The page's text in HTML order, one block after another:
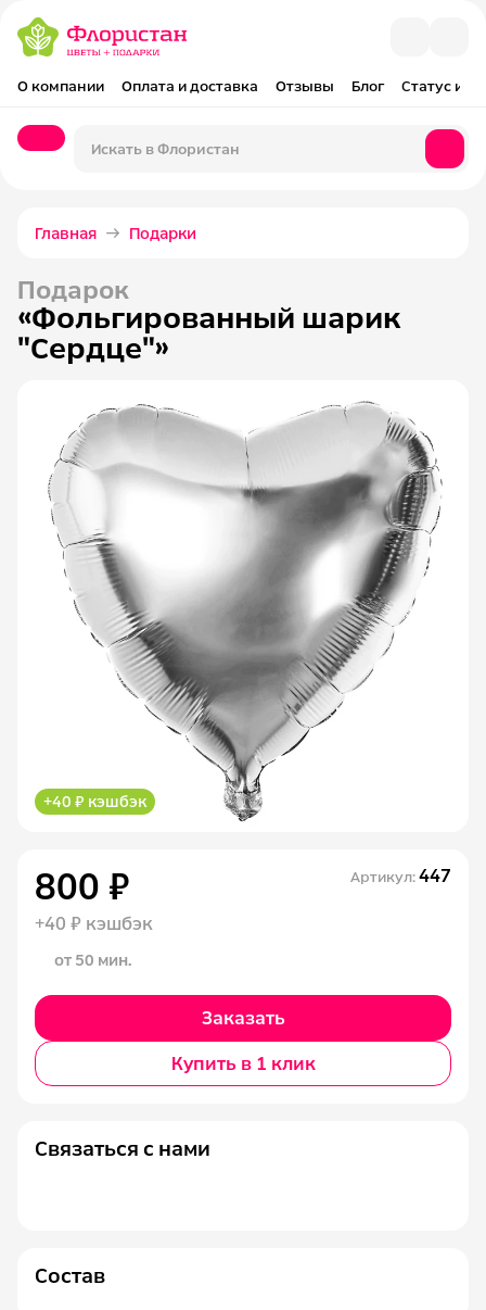
О компании Оплата и доставка Отзывы Блог Статус и
Главная Подарки
Подарок
«Фольгированный шарик
"Сердце"»
+40 ₽ кэшбэк
Артикул:447
800 ₽
+40 ₽ кэшбэк
от 50 мин.
Заказать
Купить в 1 клик
Связаться с нами
Состав